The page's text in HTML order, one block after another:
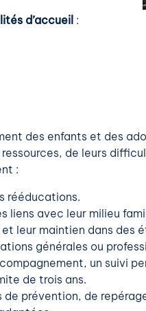
d’accueil :
des enfants et des
de leurs
:
rééducations.
liens avec leur milieu
leur maintien dans des
générales ou
un suivi
de trois ans.
prévention, de